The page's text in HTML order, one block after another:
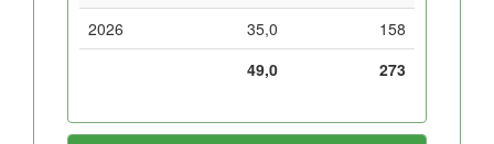
2026
35,0
158
49,0
273